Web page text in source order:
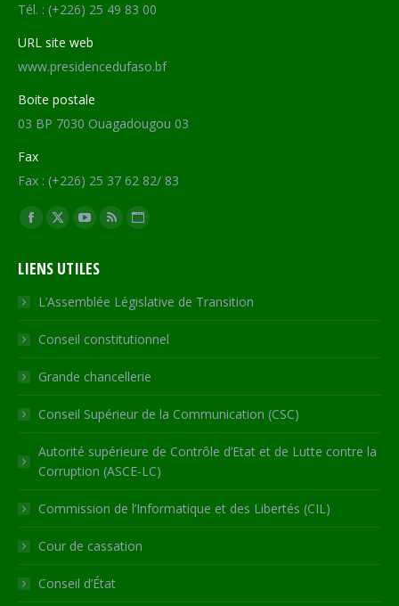
Tél. : (+226) 25 49 83 00
URL site web
www.presidencedufaso.bf
Boite postale
03 BP 7030 Ouagadougou 03
Fax
Fax : (+226) 25 37 62 82/ 83
Trouvez nous sur :
Facebook
opens
in
new
window
X
opens
in
new
window
YouTube
opens
in
new
window
RSS
in
new
window
Site
opens
in
new
LIENS UTILES
L’Assemblée Législative de Transition
Conseil constitutionnel
Grande chancellerie
Conseil Supérieur de la Communication (CSC)
Autorité supérieure de Contrôle d’Etat et de Lutte contre la
Corruption (ASCE-LC)
Commission de l’Informatique et des Libertés (CIL)
Cour de cassation
Conseil d’État